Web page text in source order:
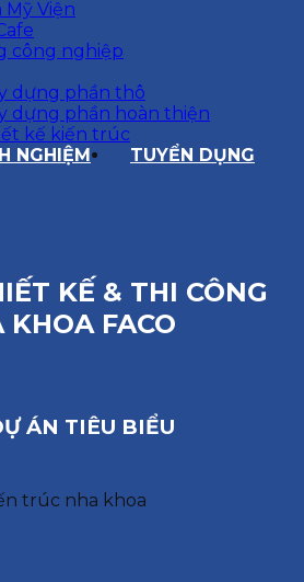
Mỹ Viện
công nghiệp
dựng phần thô
dựng phần hoàn thiện
kế kiến trúc
NGHIỆM
TUYỂN DỤNG
KẾ & THI CÔNG
KHOA FACO
ÁN TIÊU BIỂU